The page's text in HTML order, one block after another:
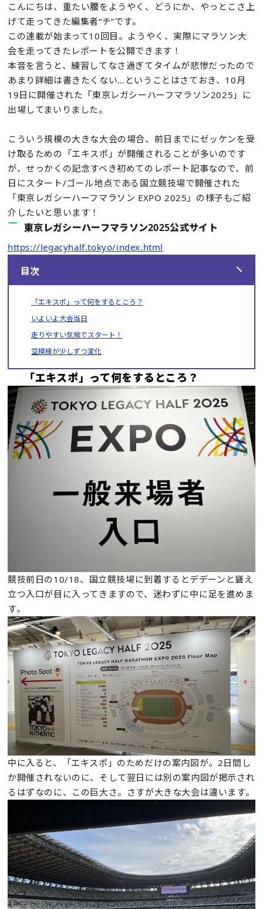
こんにちは、重たい腰をようやく、どうにか、やっとこさ上
げて走ってきた編集者“チ”です。
この連載が始まって10回目。ようやく、実際にマラソン大
会を走ってきたレポートを公開できます！
本音を言うと、練習してなさ過ぎてタイムが悲惨だったので
あまり詳細は書きたくない…ということはさておき、10月
19日に開催された「東京レガシーハーフマラソン2025」に
出場してまいりました。
こういう規模の大きな大会の場合、前日までにゼッケンを受
け取るための「エキスポ」が開催されることが多いのです
が、せっかくの記念すべき初めてのレポート記事なので、前
日にスタート/ゴール地点である国立競技場で開催された
「東京レガシーハーフマラソン EXPO 2025」の様子もご紹
介したいと思います！
東京レガシーハーフマラソン2025公式サイト
https://legacyhalf.tokyo/index.html
目次
「エキスポ」って何をするところ？
いよいよ大会当日
走りやすい気候でスタート！
空模様が少しずつ変化
「エキスポ」って何をするところ？
競技前日の10/18、国立競技場に到着するとデデーンと聳え
立つ入口が目に入ってきますので、迷わずに中に足を進めま
す。
中に入ると、「エキスポ」のためだけの案内図が。2日間し
か開催されないのに、そして翌日には別の案内図が掲示され
るはずなのに、この巨大さ。さすが大きな大会は違います。